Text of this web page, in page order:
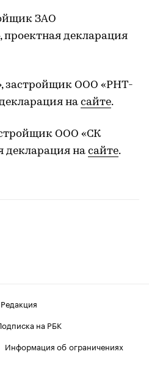
ЗАО
декларация
застройщик ООО «РНТ-
на сайте.
ООО «СК
декларация на сайте.
Редакция
на РБК
Информация об ограничениях